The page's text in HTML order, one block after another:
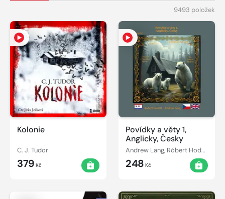
9493 položek
Kolonie
C. J. Tudor
379 Kč
Povídky a věty 1,
Anglicky, Česky
Andrew Lang, Róbert Hodoši
248 Kč